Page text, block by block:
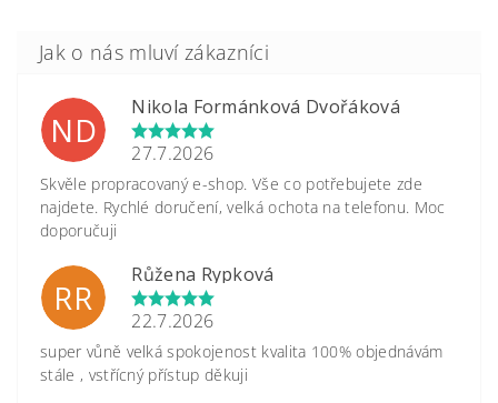
ND
Nikola Formánková Dvořáková
27.7.2026
Skvěle propracovaný e-shop. Vše co potřebujete zde
najdete. Rychlé doručení, velká ochota na telefonu. Moc
doporučuji
RR
Růžena Rypková
22.7.2026
super vůně velká spokojenost kvalita 100% objednávám
stále , vstřícný přístup děkuji